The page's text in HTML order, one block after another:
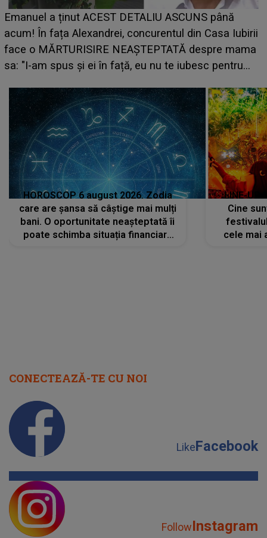
LINE-UP UNTOLD ONE, ziua 2. La ce oră urcă pe
scena principală a festivalului Zara Larsson? Artista
suedeză a ajuns deja în România și s-a filmat din
camera de hotel
HOROSCOP 6 august 2026. Zodia
care are șansa să câștige mai mulți
bani. O oportunitate neașteptată îi
poate schimba situația financiară
LINE-UP
Cine
cele mai
CONECTEAZĂ-TE CU NOI
LikeFacebook
FollowInstagram